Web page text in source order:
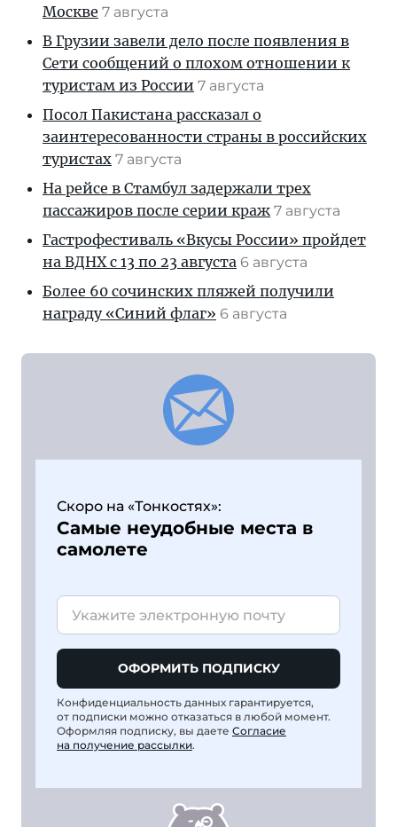
Москве 7 августа
В Грузии завели дело после появления в
Сети сообщений о плохом отношении к
туристам из России 7 августа
Посол Пакистана рассказал о
заинтересованности страны в российских
туристах 7 августа
На рейсе в Стамбул задержали трех
пассажиров после серии краж 7 августа
Гастрофестиваль «Вкусы России» пройдет
на ВДНХ с 13 по 23 августа 6 августа
Более 60 сочинских пляжей получили
награду «Синий флаг» 6 августа
Скоро на «Тонкостях»:
Самые неудобные места в
самолете
ОФОРМИТЬ ПОДПИСКУ
Конфиденциальность данных гарантируется,
от подписки можно отказаться в любой момент.
Оформляя подписку, вы даете Согласие
на получение рассылки.